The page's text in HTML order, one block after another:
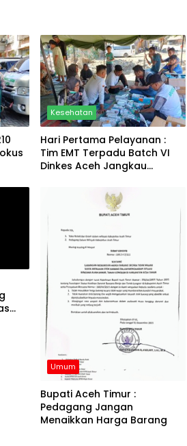
Kesehatan
Hari Pertama Pelayanan :
Tim EMT Terpadu Batch VI
Dinkes Aceh Jangkau
Umum
Bupati Aceh Timur :
Pedagang Jangan
Menaikkan Harga Barang